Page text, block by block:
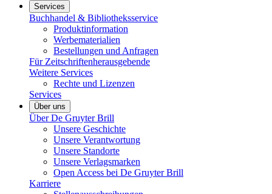
Services
Buchhandel & Bibliotheksservice
Produktinformation
Werbematerialien
Bestellungen und Anfragen
Für Zeitschriftenherausgebende
Weitere Services
Rechte und Lizenzen
Services
Über uns
Über De Gruyter Brill
Unsere Geschichte
Unsere Verantwortung
Unsere Standorte
Unsere Verlagsmarken
Open Access bei De Gruyter Brill
Karriere